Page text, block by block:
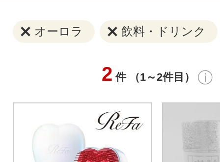
オーロラ 飲料・ドリンク
2 件 （1～2件目）